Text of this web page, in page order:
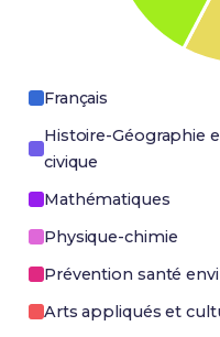
Français
Histoire-Géographie
civique
Mathématiques
Physique-chimie
Prévention santé
Arts appliqués et